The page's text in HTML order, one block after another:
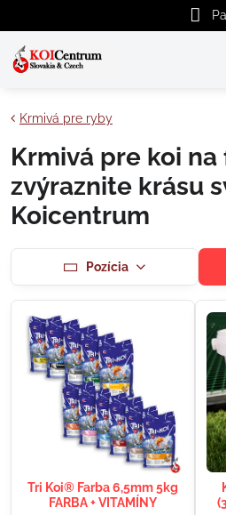
Krmivá pre ryby
Krmivá pre koi
zvýraznite krásu
Koicentrum
Pozícia
Tri Koi® Farba 6,5mm 5kg
FARBA + VITAMÍNY